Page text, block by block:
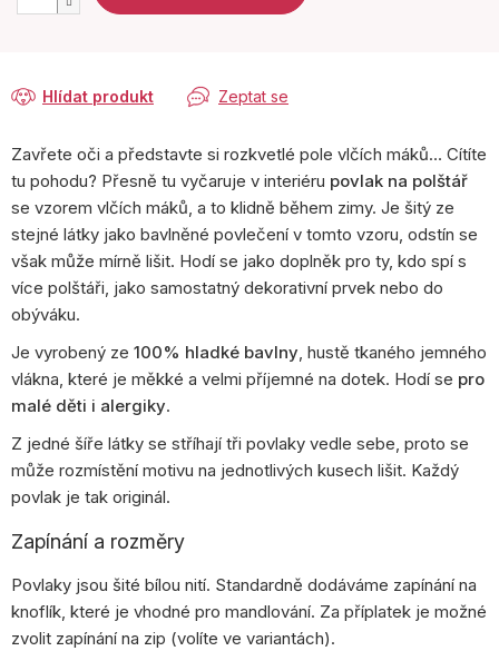
Zeptat se
Hlídat produkt
Zavřete oči a představte si rozkvetlé pole vlčích máků… Cítíte
tu pohodu? Přesně tu vyčaruje v interiéru povlak na polštář
se vzorem vlčích máků, a to klidně během zimy. Je šitý ze
stejné látky jako bavlněné povlečení v tomto vzoru, odstín se
však může mírně lišit. Hodí se jako doplněk pro ty, kdo spí s
více polštáři, jako samostatný dekorativní prvek nebo do
obýváku.
Je vyrobený ze 100% hladké bavlny, hustě tkaného jemného
vlákna, které je měkké a velmi příjemné na dotek. Hodí se pro
malé děti i alergiky.
Z jedné šíře látky se stříhají tři povlaky vedle sebe, proto se
může rozmístění motivu na jednotlivých kusech lišit. Každý
povlak je tak originál.
Zapínání a rozměry
Povlaky jsou šité bílou nití. Standardně dodáváme zapínání na
knoflík, které je vhodné pro mandlování. Za příplatek je možné
zvolit zapínání na zip (volíte ve variantách).